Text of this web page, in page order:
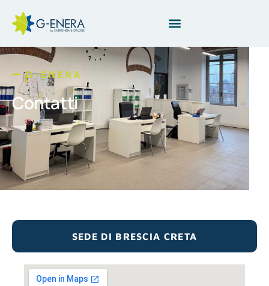
G-ENERA
Contatti
SEDE DI BRESCIA CRETA